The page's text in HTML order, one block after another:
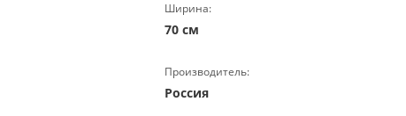
Ширина:
70 см
Производитель:
Россия